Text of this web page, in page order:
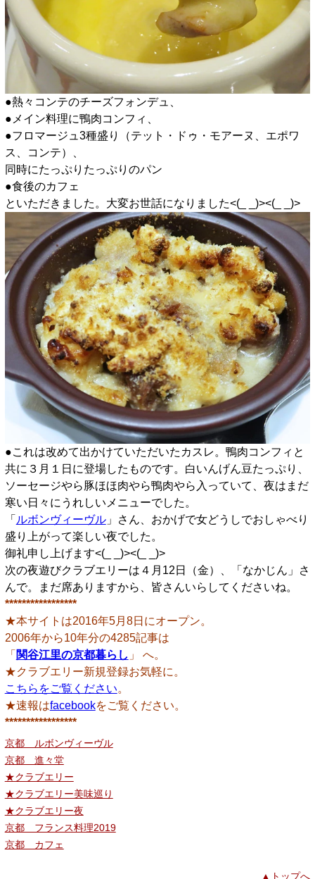
●熱々コンテのチーズフォンデュ、
●メイン料理に鴨肉コンフィ、
●フロマージュ3種盛り（テット・ドゥ・モアーヌ、エポワ
ス、コンテ）、
同時にたっぷりたっぷりのパン
●食後のカフェ
といただきました。大変お世話になりました<(_ _)><(_ _)>
●これは改めて出かけていただいたカスレ。鴨肉コンフィと
共に３月１日に登場したものです。白いんげん豆たっぷり、
ソーセージやら豚ほほ肉やら鴨肉やら入っていて、夜はまだ
寒い日々にうれしいメニューでした。
「 ルボンヴィーヴル」さん、おかげで女どうしでおしゃべり
盛り上がって楽しい夜でした。
御礼申し上げます<(_ _)><(_ _)>
次の夜遊びクラブエリーは４月12日（金）、「なかじん」さ
んで。まだ席ありますから、皆さんいらしてくださいね。
*****************
★本サイトは2016年5月8日にオープン。
2006年から10年分の4285記事は
「 関谷江里の京都暮らし 」 へ。
★クラブエリー新規登録お気軽に。
こちらをご覧ください。
★速報はfacebookをご覧ください。
*****************
京都 ルボンヴィーヴル
京都 進々堂
★クラブエリー
★クラブエリー美味巡り
★クラブエリー夜
京都 フランス料理2019
京都 カフェ
▲トップへ